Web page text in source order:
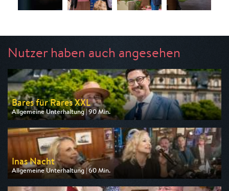
Nutzer haben auch angesehen
Bares für Rares XXL
Allgemeine Unterhaltung | 90 Min.
Ausgestrahlt von ZDF
am 12.08.2026, 20:15
Inas Nacht
Allgemeine Unterhaltung | 60 Min.
Ausgestrahlt von ARD
am 08.08.2026, 23:40